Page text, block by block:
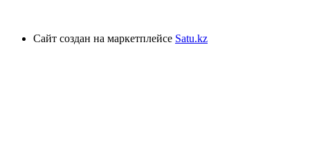
Сайт создан на маркетплейсе Satu.kz